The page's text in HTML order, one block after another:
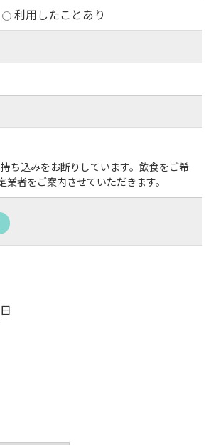
利用したことあり
ち込みをお断りしています。飲食をご希
業者をご案内させていただきます。
日